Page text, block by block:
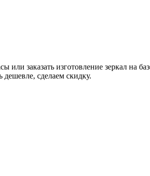
заказать изготовление зеркал на
сделаем скидку.